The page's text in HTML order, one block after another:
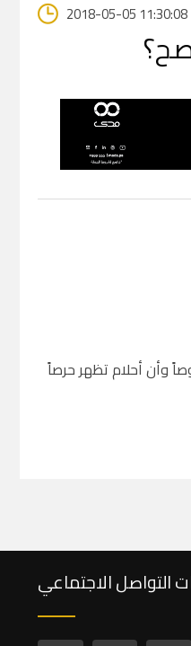
2018-05-05 11:30:08
وأن أحلام تظهر حرصاً
التواصل الاجتماعي